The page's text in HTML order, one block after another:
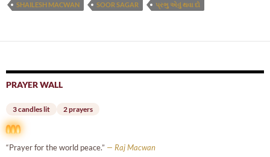
SHAILESH MACWAN
SOOR SAGAR પ્રભુ એવું થવા દો
PRAYER WALL
3 candles lit 2 prayers
“Prayer for the world peace.” — Raj Macwan